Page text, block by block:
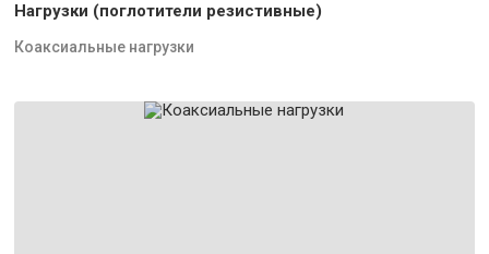
Нагрузки (поглотители резистивные)
Коаксиальные нагрузки